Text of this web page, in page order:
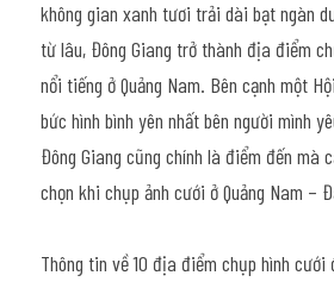
không gian xanh tươi trải dài bạt ngàn
từ lâu, Đông Giang trở thành địa điểm
nổi tiếng ở Quảng Nam. Bên cạnh một
bức hình bình yên nhất bên người mình
Đông Giang cũng chính là điểm đến mà
chọn khi chụp ảnh cưới ở Quảng Nam –
Thông tin về 10 địa điểm chụp hình cưới